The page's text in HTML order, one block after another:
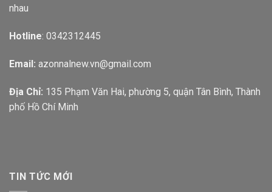
nhau
Hotline: 0342312445
Email: azonnalnew.vn@gmail.com
Địa Chỉ: 135 Phạm Văn Hai, phường 5, quận Tân Bình, Thành
phố Hồ Chí Minh
TIN TỨC MỚI